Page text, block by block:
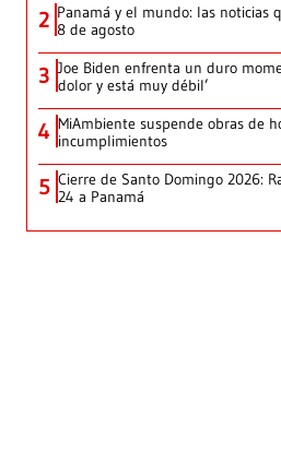
2 Panamá y el mundo: las noticias
8 de agosto
3 Joe Biden enfrenta un duro
dolor y está muy débil’
4 MiAmbiente suspende obras de
incumplimientos
5 Cierre de Santo Domingo 2026:
24 a Panamá